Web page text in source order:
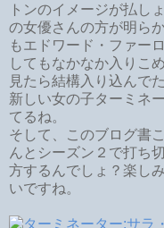
トンのイメージが払し
の女優さんの方が明ら
もエドワード・ファー
してもなかなか入りこ
見たら結構入り込んで
新しい女の子ターミネ
てるね。
そして、このブログ書
んとシーズン２で打ち
方するんでしょ？楽し
いですね。